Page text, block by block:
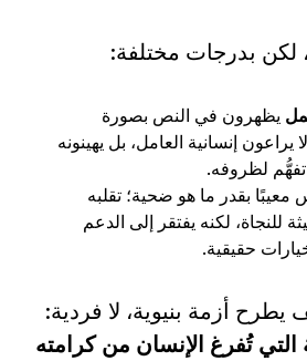
، لكن بدرجات مختلفة:
يظهرون في النص بصورة
يراعون إنسانية العامل، بل يهينونه
لظروفه.
معيبًا بقدر ما هو ضحية؛ تقلبه
للنجاة، لكنه يفتقر إلى الدعم
حقيقية.
أزمة بنيوية، لا فردية:
تُفرغ الإنسان من كرامته